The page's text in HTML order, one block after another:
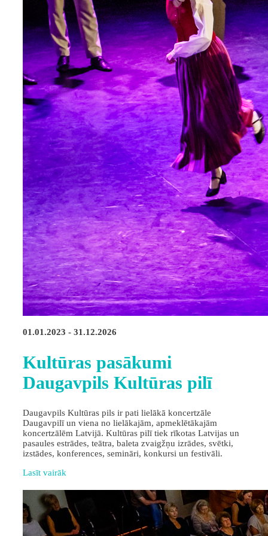
01.01.2023 - 31.12.2026
Kultūras pasākumi
Daugavpils Kultūras pilī
Daugavpils Kultūras pils ir pati lielākā koncertzāle
Daugavpilī un viena no lielākajām, apmeklētākajām
koncertzālēm Latvijā. Kultūras pilī tiek rīkotas Latvijas un
pasaules estrādes, teātra, baleta zvaigžņu izrādes, svētki,
izstādes, konferences, semināri, konkursi un festivāli.
Lasīt vairāk